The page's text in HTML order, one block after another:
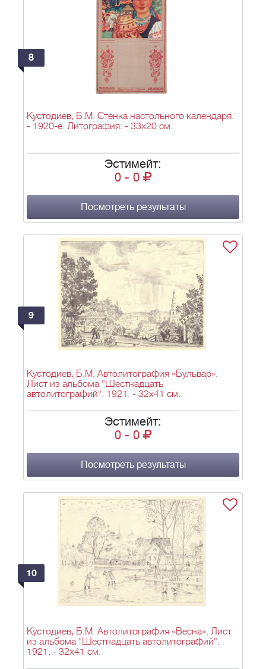
8
Кустодиев, Б.М. Стенка настольного календаря.
- 1920-е. Литография. - 33х20 см.
Эстимейт:
0 - 0
Посмотреть результаты
9
Кустодиев, Б.М. Автолитография «Бульвар».
Лист из альбома "Шестнадцать
автолитографий". 1921. - 32х41 см.
Эстимейт:
0 - 0
Посмотреть результаты
10
Кустодиев, Б.М. Автолитография «Весна». Лист
из альбома "Шестнадцать автолитографий".
1921. - 32х41 см.